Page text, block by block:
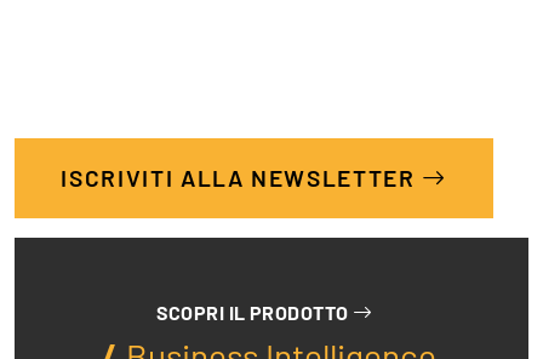
ISCRIVITI ALLA NEWSLETTER
SCOPRI IL PRODOTTO